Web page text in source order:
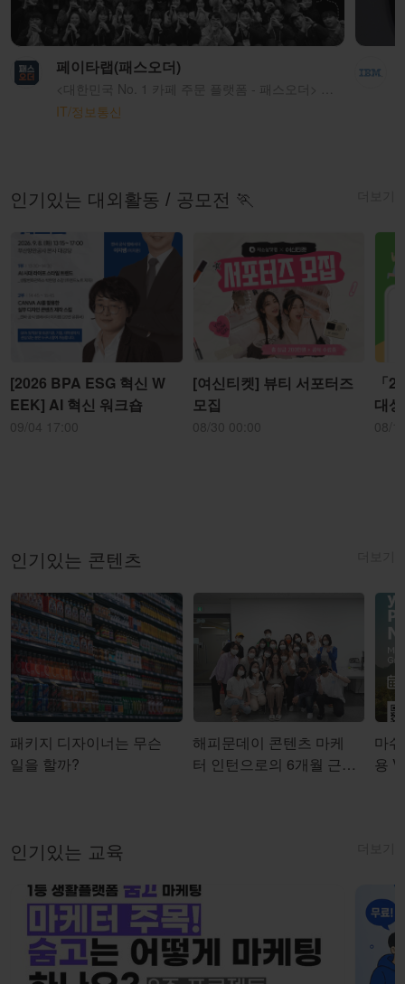
페이타랩(패스오더)
<대한민국 No. 1 카페 주문 플랫폼 - 패스오더> 패스오더는 스마트오더 기술을 통해 자영업 사장님의 어려움을 해결하고, 소비자분들에게 편리함을 제공해 드리고 있어요. 우리는 패스오더가 단순한 편리함을 넘어, 사람들의 일상 속에 여유를 가져다 준다는 의미 있는 가치를 만든다고 믿어요.
IT/정보통신
인기있는 대외활동 / 공모전 🏃
[2026 BPA ESG 혁신 W
EEK] AI 혁신 워크숍
09/04 17:00
[여신티켓] 뷰티 서포터즈
모집
08/30 00:00
「
대
08/
인기있는 콘텐츠
패키지 디자이너는 무슨
일을 할까?
해피문데이 콘텐츠 마케
터 인턴으로의 6개월 근무
마쉬
용
인기있는 교육